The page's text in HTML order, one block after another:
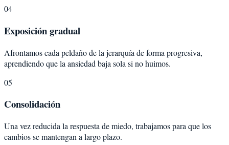
04
Exposición gradual
Afrontamos cada peldaño de la jerarquía de forma progresiva,
aprendiendo que la ansiedad baja sola si no huimos.
05
Consolidación
Una vez reducida la respuesta de miedo, trabajamos para que los
cambios se mantengan a largo plazo.